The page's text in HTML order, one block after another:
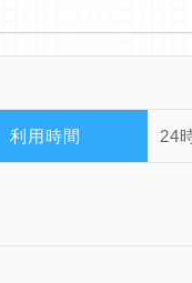
利用時間 24